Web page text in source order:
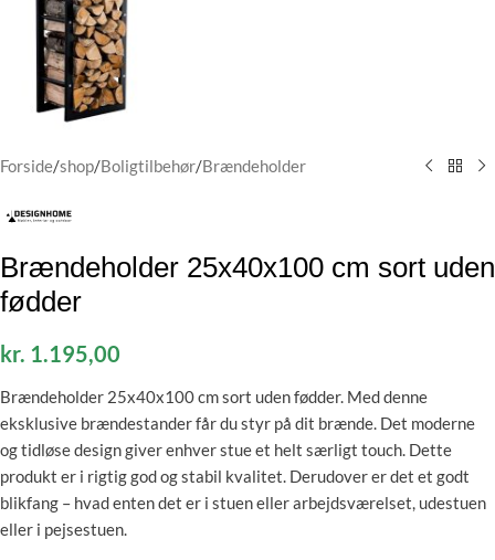
Forside/shop/Boligtilbehør/Brændeholder
Brændeholder 25x40x100 cm sort uden
fødder
kr. 1.195,00
Brændeholder 25x40x100 cm sort uden fødder. Med denne
eksklusive brændestander får du styr på dit brænde. Det moderne
og tidløse design giver enhver stue et helt særligt touch. Dette
produkt er i rigtig god og stabil kvalitet. Derudover er det et godt
blikfang – hvad enten det er i stuen eller arbejdsværelset, udestuen
eller i pejsestuen.